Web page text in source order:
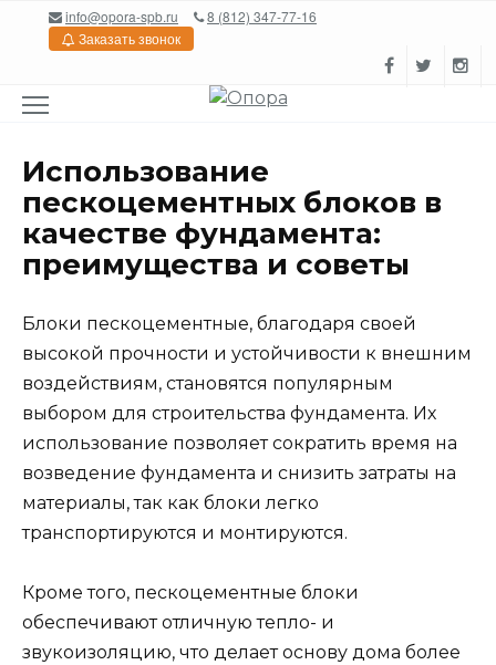
Перейтиinfo@opora-spb.ru
8 (812) 347-77-16
Заказать звонок
Использование
пескоцементных блоков в
качестве фундамента:
преимущества и советы
Блоки пескоцементные, благодаря своей
высокой прочности и устойчивости к внешним
воздействиям, становятся популярным
выбором для строительства фундамента. Их
использование позволяет сократить время на
возведение фундамента и снизить затраты на
материалы, так как блоки легко
транспортируются и монтируются.
Кроме того, пескоцементные блоки
обеспечивают отличную тепло- и
звукоизоляцию, что делает основу дома более